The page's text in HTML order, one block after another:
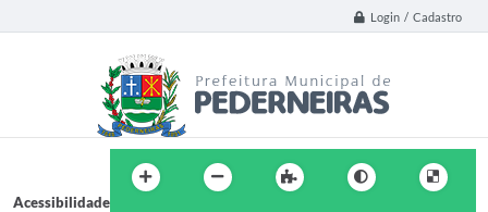
Login / Cadastro
Acessibilidade